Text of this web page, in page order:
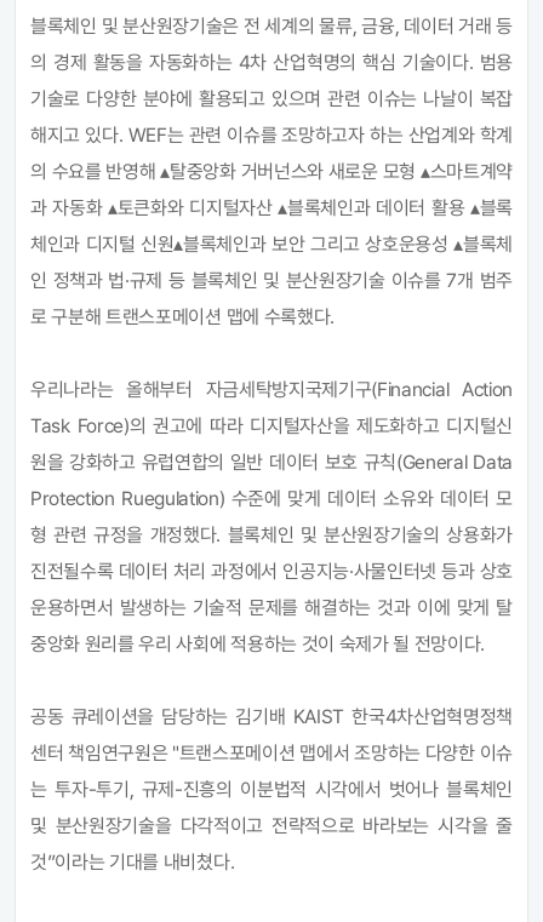
블록체인 및 분산원장기술은 전 세계의 물류, 금융, 데이터 거래 등
의 경제 활동을 자동화하는 4차 산업혁명의 핵심 기술이다. 범용
기술로 다양한 분야에 활용되고 있으며 관련 이슈는 나날이 복잡
해지고 있다. WEF는 관련 이슈를 조망하고자 하는 산업계와 학계
의 수요를 반영해▴탈중앙화 거버넌스와 새로운 모형 ▴스마트계약
과 자동화▴토큰화와 디지털자산▴블록체인과 데이터 활용 ▴블록
체인과 디지털 신원▴블록체인과 보안 그리고 상호운용성▴블록체
인 정책과 법·규제 등 블록체인 및 분산원장기술 이슈를 7개 범주
로 구분해 트랜스포메이션 맵에 수록했다.
우리나라는 올해부터 자금세탁방지국제기구(Financial Action
Task Force)의 권고에 따라 디지털자산을 제도화하고 디지털신
원을 강화하고 유럽연합의 일반 데이터 보호 규칙(General Data
Protection Ruegulation) 수준에 맞게 데이터 소유와 데이터 모
형 관련 규정을 개정했다. 블록체인 및 분산원장기술의 상용화가
진전될수록 데이터 처리 과정에서 인공지능·사물인터넷 등과 상호
운용하면서 발생하는 기술적 문제를 해결하는 것과 이에 맞게 탈
중앙화 원리를 우리 사회에 적용하는 것이 숙제가 될 전망이다.
공동 큐레이션을 담당하는 김기배 KAIST 한국4차산업혁명정책
센터 책임연구원은 "트랜스포메이션 맵에서 조망하는 다양한 이슈
는 투자-투기, 규제-진흥의 이분법적 시각에서 벗어나 블록체인
및 분산원장기술을 다각적이고 전략적으로 바라보는 시각을 줄
것”이라는 기대를 내비쳤다.